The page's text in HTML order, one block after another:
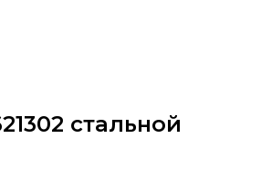
стальной